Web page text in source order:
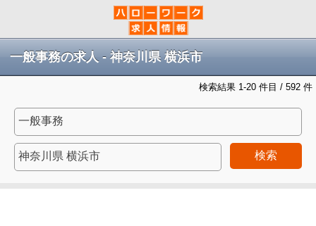
一般事務の求人 - 神奈川県 横浜市
検索結果 1-20 件目 / 592 件
検索